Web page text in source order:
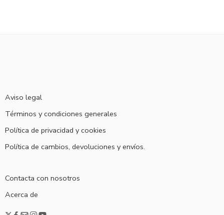
Aviso legal
Términos y condiciones generales
Política de privacidad y cookies
Política de cambios, devoluciones y envíos.
Contacta con nosotros
Acerca de